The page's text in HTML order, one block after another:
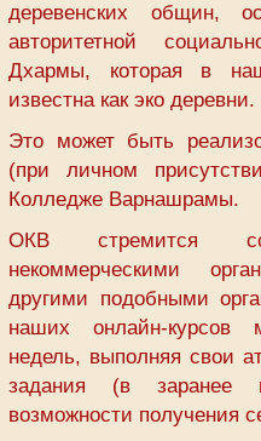
деревенских общин,
авторитетной
Дхармы, которая в
известна как эко деревни.
Это может быть
(при личном
Колледже Варнашрамы.
ОКВ стремится
некоммерческими
другими подобными
наших онлайн-курсов
недель, выполняя свои
задания (в заранее
возможности получения